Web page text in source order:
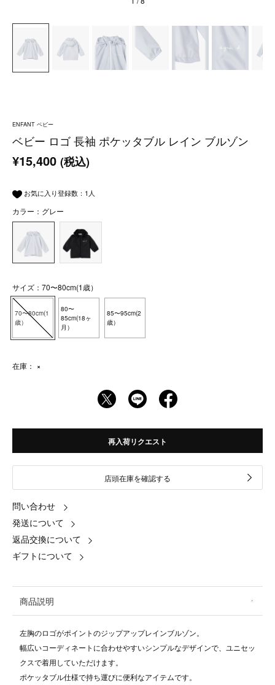
ENFANT ベビー
ベビー ロゴ 長袖 ポケッタブル レイン ブルゾン
¥15,400 (税込)
お気に入り登録数： 1 人
カラー：グレー
サイズ：70〜80cm(1歳）
70〜80cm(1
歳）
80〜
85cm(18ヶ
月）
85〜95cm(2
歳）
在庫： ×
再入荷リクエスト
店頭在庫を確認する
問い合わせ
発送について
返品交換について
ギフトについて
商品説明
左胸のロゴがポイントのジップアップレインブルゾン。
幅広いコーディネートに合わせやすいシンプルなデザインで、ユニセッ
クスで着用していただけます。
ポケッタブル仕様で持ち運びに便利なアイテムです。